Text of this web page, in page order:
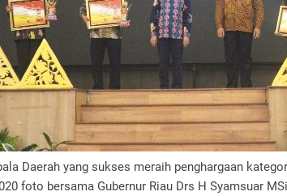
Daerah yang sukses meraih penghargaan
foto bersama Gubernur Riau Drs H Syamsuar